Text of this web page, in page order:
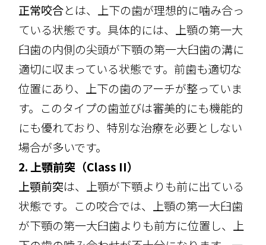
正常咬合とは、上下の歯が理想的に噛み合っ
ている状態です。具体的には、上顎の第一大
臼歯の内側の尖頭が下顎の第一大臼歯の溝に
適切に収まっている状態です。前歯も適切な
位置にあり、上下の歯のアーチが整っていま
す。このタイプの歯並びは審美的にも機能的
にも優れており、特別な治療を必要としない
場合が多いです。
2. 上顎前突（Class II）
上顎前突は、上顎が下顎よりも前に出ている
状態です。この咬合では、上顎の第一大臼歯
が下顎の第一大臼歯よりも前方に位置し、上